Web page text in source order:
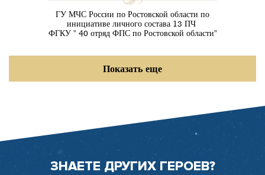
ГУ МЧС России по Ростовской области по
инициативе личного состава 13 ПЧ
ФГКУ " 40 отряд ФПС по Ростовской области"
Показать еще
ЗНАЕТЕ ДРУГИХ ГЕРОЕВ?